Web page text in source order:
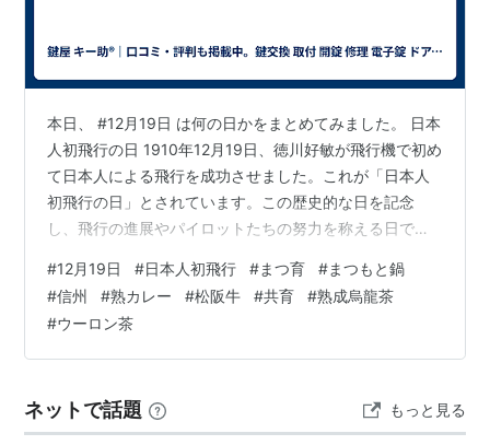
本日、 #12月19日 は何の日かをまとめてみました。 日本
人初飛行の日 1910年12月19日、徳川好敏が飛行機で初め
て日本人による飛行を成功させました。これが「日本人
初飛行の日」とされています。この歴史的な日を記念
し、飛行の進展やパイロットたちの努力を称える日で
念日です。美容業界がまつ毛のケアと育成に注目し、こ
の日を制定しました。日々のケア方法が提案されていま
す。 「信州・まつもと鍋」の日（12月19日・1月19日・2
月19日 記念日） 信州松本地方の伝統料理「まつもと鍋」
料理が推奨され…
#12月19日 #日本人初飛行 #まつ育 #まつもと鍋
#信州 #熟カレー #松阪牛 #共育 #熟成烏龍茶
#ウーロン茶
ネットで話題 もっと見る